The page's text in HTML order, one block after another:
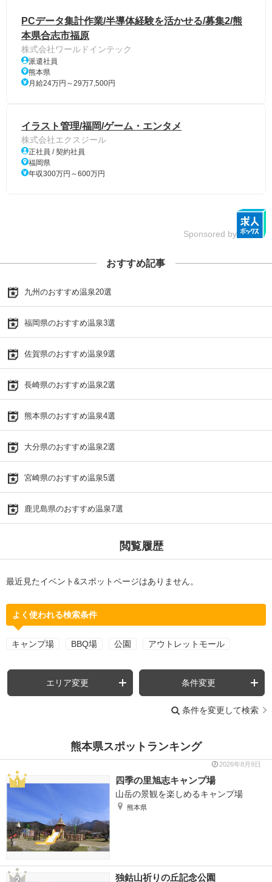
PCデータ集計作業/半導体経験を活かせる/募集2/熊
本県合志市福原
株式会社ワールドインテック
派遣社員
熊本県
月給24万円～29万7,500円
イラスト管理/福岡/ゲーム・エンタメ
株式会社エクスジール
正社員 / 契約社員
福岡県
年収300万円～600万円
Sponsored by
おすすめ記事
九州のおすすめ温泉20選
福岡県のおすすめ温泉3選
佐賀県のおすすめ温泉9選
長崎県のおすすめ温泉2選
熊本県のおすすめ温泉4選
大分県のおすすめ温泉2選
宮崎県のおすすめ温泉5選
鹿児島県のおすすめ温泉7選
閲覧履歴
最近見たイベント&スポットページはありません。
よく使われる検索条件
キャンプ場 BBQ場 公園 アウトレットモール
エリア変更 条件変更
条件を変更して検索
熊本県スポットランキング
2026年8月9日
四季の里旭志キャンプ場
山岳の景観を楽しめるキャンプ場
熊本県
独鈷山祈りの丘記念公園